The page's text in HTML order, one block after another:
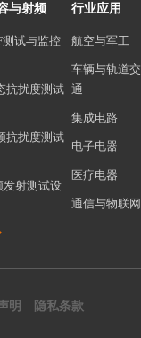
与射频
测试与监控
抗扰度测试
抗扰度测试
发射测试设
试设备
行业应用
航空与军工
车辆与轨道交
通
集成电路
电子电器
医疗电器
通信与物联网
明 隐私条款